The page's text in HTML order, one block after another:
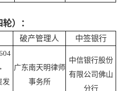
）：
破产管理人 中签银行
发
广东南天明律师
事务所
中信银行股份
有限公司佛山
分行